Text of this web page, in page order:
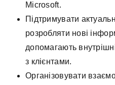
Microsoft.
Підтримувати
розробляти нові
допомагають
з клієнтами.
Організовувати